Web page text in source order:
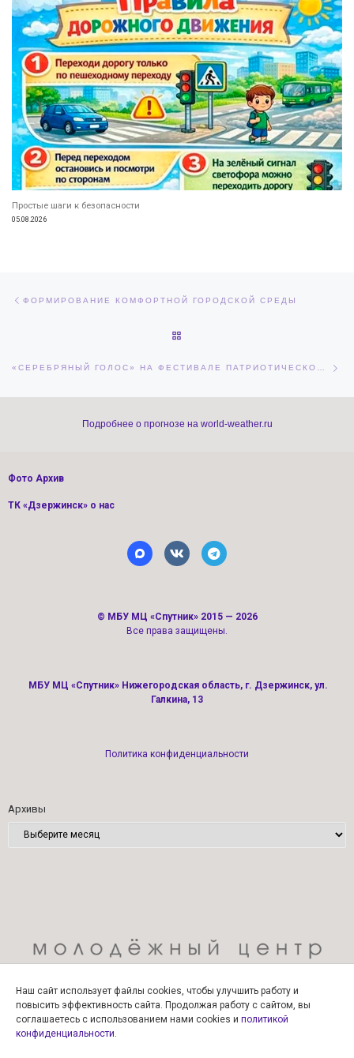
Простые шаги к безопасности
05.08.2026
ФОРМИРОВАНИЕ КОМФОРТНОЙ ГОРОДСКОЙ СРЕДЫ
«СЕРЕБРЯНЫЙ ГОЛОС» НА ФЕСТИВАЛЕ ПАТРИОТИЧЕСКОЙ ПЕСНИ
Подробнее о прогнозе на world-weather.ru
Фото Архив
ТК «Дзержинск» о нас
© МБУ МЦ «Спутник» 2015 — 2026
Все права защищены.
МБУ МЦ «Спутник» Нижегородская область, г. Дзержинск, ул.
Галкина, 13
Политика конфиденциальности
Архивы
Наш сайт использует файлы cookies, чтобы улучшить работу и
повысить эффективность сайта. Продолжая работу с сайтом, вы
соглашаетесь с использованием нами cookies и политикой
конфиденциальности.